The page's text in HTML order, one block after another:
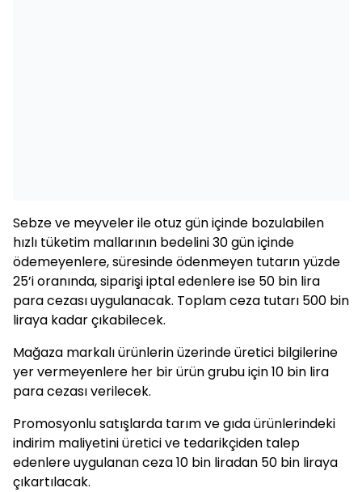
Sebze ve meyveler ile otuz gün içinde bozulabilen
hızlı tüketim mallarının bedelini 30 gün içinde
ödemeyenlere, süresinde ödenmeyen tutarın yüzde
25’i oranında, siparişi iptal edenlere ise 50 bin lira
para cezası uygulanacak. Toplam ceza tutarı 500 bin
liraya kadar çıkabilecek.
Mağaza markalı ürünlerin üzerinde üretici bilgilerine
yer vermeyenlere her bir ürün grubu için 10 bin lira
para cezası verilecek.
Promosyonlu satışlarda tarım ve gıda ürünlerindeki
indirim maliyetini üretici ve tedarikçiden talep
edenlere uygulanan ceza 10 bin liradan 50 bin liraya
çıkartılacak.